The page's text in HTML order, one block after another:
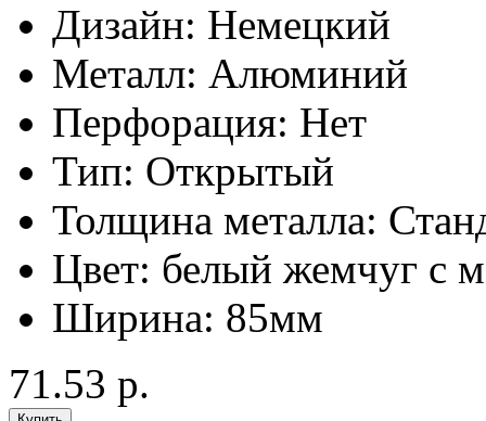
Дизайн: Немецкий
Металл: Алюминий
Перфорация: Нет
Тип: Открытый
Толщина металла:
Цвет: белый жемчуг с
Ширина: 85мм
71.53 р.